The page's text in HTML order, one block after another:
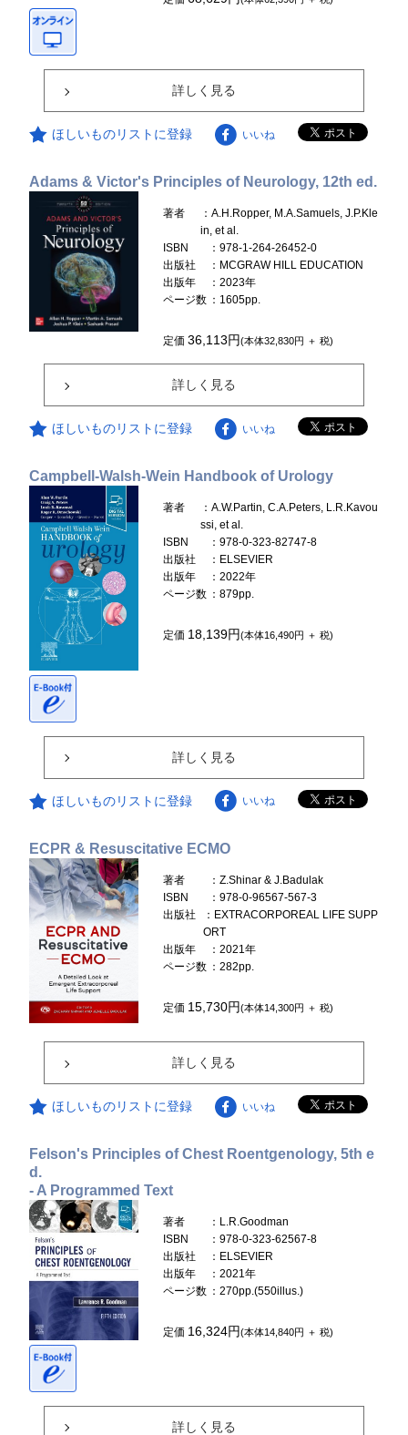
詳しく見る
ほしいものリストに登録 いいね
Adams & Victor's Principles of Neurology, 12th ed.
著者
：A.H.Ropper, M.A.Samuels, J.P.Kle
in, et al.
ISBN
：978-1-264-26452-0
出版社
：MCGRAW HILL EDUCATION
出版年
：2023年
ページ数 ：1605pp.
定価36,113円(本体32,830円 ＋ 税)
詳しく見る
ほしいものリストに登録 いいね
Campbell-Walsh-Wein Handbook of Urology
著者
：A.W.Partin, C.A.Peters, L.R.Kavou
ssi, et al.
ISBN
：978-0-323-82747-8
出版社
：ELSEVIER
出版年
：2022年
ページ数 ：879pp.
定価 18,139円(本体16,490円 ＋ 税)
詳しく見る
ほしいものリストに登録 いいね
ECPR & Resuscitative ECMO
著者
：Z.Shinar & J.Badulak
ISBN
：978-0-96567-567-3
出版社
：EXTRACORPOREAL LIFE SUPP
ORT
出版年
：2021年
ページ数 ：282pp.
定価 15,730円(本体14,300円 ＋ 税)
詳しく見る
ほしいものリストに登録 いいね
Felson's Principles of Chest Roentgenology, 5th e
d.
- A Programmed Text
著者
：L.R.Goodman
ISBN
：978-0-323-62567-8
出版社
：ELSEVIER
出版年
：2021年
ページ数 ：270pp.(550illus.)
定価 16,324円(本体14,840円 ＋ 税)
詳しく見る